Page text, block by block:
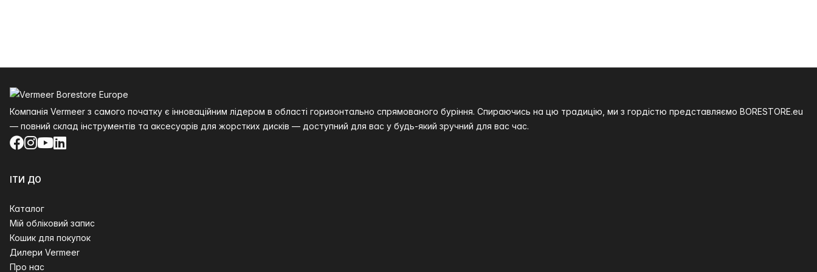
Компанія Vermeer з самого початку є інноваційним лідером в області горизонтально спрямованого буріння. Спираючись на цю традицію, ми з гордістю представляємо BORESTORE.eu
— повний склад інструментів та аксесуарів для жорстких дисків — доступний для вас у будь-який зручний для вас час.
Facebook
Instagram
YouTube
LinkedIn
ІТИ ДО
Каталог
Мій обліковий запис
Кошик для покупок
Дилери Vermeer
Про нас